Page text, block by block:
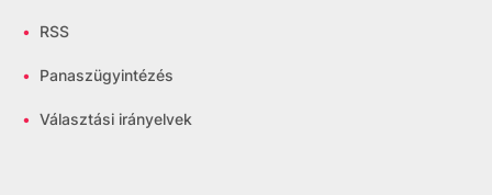
• RSS
• Panaszügyintézés
• Választási irányelvek